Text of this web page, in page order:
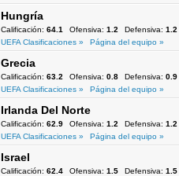
Hungría
Calificación: 64.1 Ofensiva: 1.2 Defensiva: 1.2
UEFA Clasificaciones »
Página del equipo »
Grecia
Calificación: 63.2 Ofensiva: 0.8 Defensiva: 0.9
UEFA Clasificaciones »
Página del equipo »
Irlanda Del Norte
Calificación: 62.9 Ofensiva: 1.2 Defensiva: 1.2
UEFA Clasificaciones »
Página del equipo »
Israel
Calificación: 62.4 Ofensiva: 1.5 Defensiva: 1.5